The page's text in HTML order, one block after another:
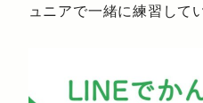
ュニアで一緒に練習して